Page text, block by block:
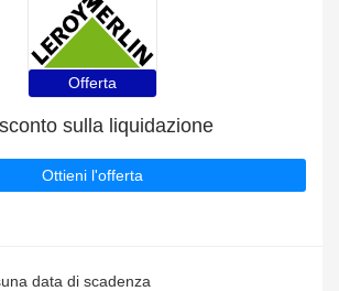
Offerta
sulla liquidazione
Ottieni l'offerta
data di scadenza